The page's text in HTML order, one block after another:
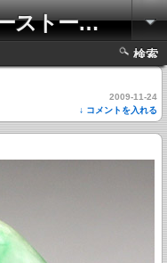
の写真集
検索
2009-11-24
↓ コメントを入れる